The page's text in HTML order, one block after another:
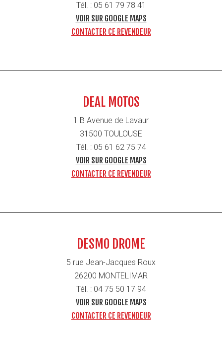
Tél. : 05 61 79 78 41
VOIR SUR GOOGLE MAPS
CONTACTER CE REVENDEUR
DEAL MOTOS
1 B Avenue de Lavaur
31500 TOULOUSE
Tél. : 05 61 62 75 74
VOIR SUR GOOGLE MAPS
CONTACTER CE REVENDEUR
DESMO DROME
5 rue Jean-Jacques Roux
26200 MONTELIMAR
Tél. : 04 75 50 17 94
VOIR SUR GOOGLE MAPS
CONTACTER CE REVENDEUR